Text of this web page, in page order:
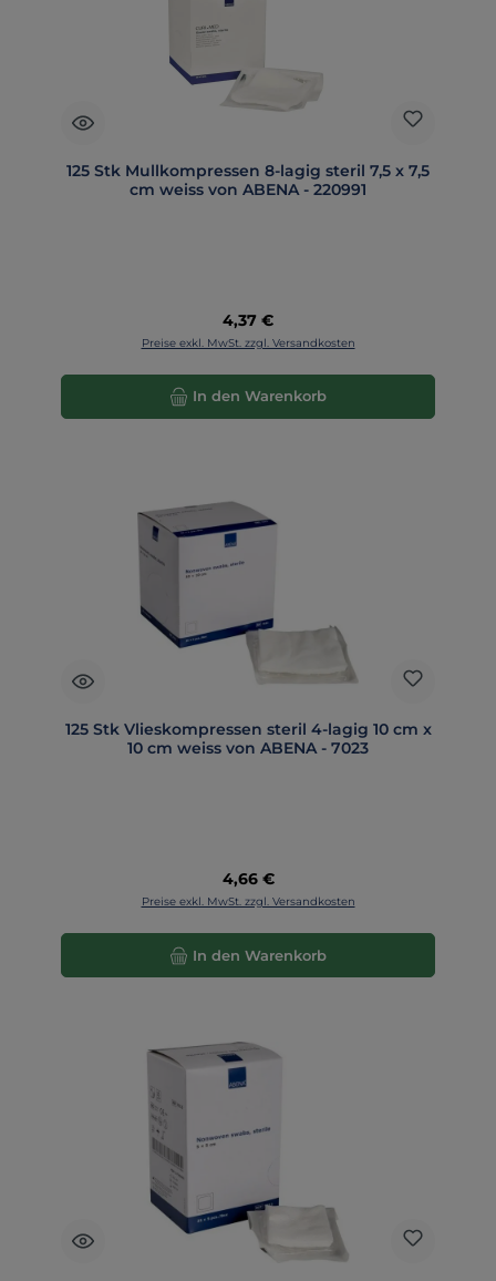
125 Stk Mullkompressen 8-lagig steril 7,5 x 7,5
cm weiss von ABENA - 220991
Regulärer Preis:
4,37 €
Preise exkl. MwSt. zzgl. Versandkosten
In den Warenkorb
125 Stk Vlieskompressen steril 4-lagig 10 cm x
10 cm weiss von ABENA - 7023
Regulärer Preis:
4,66 €
Preise exkl. MwSt. zzgl. Versandkosten
In den Warenkorb